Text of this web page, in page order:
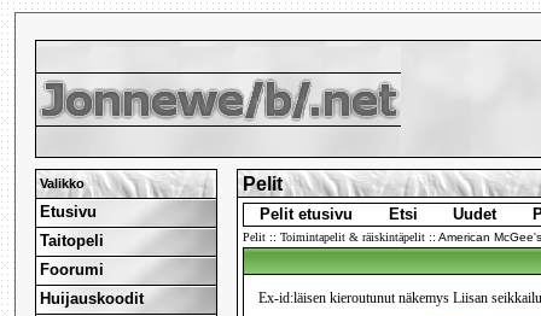
Valikko
Etusivu
Taitopeli
Foorumi
Huijauskoodit
Pelit
Pelit etusivu Etsi Uudet
Pelit ::Toimintapelit & räiskintäpelit ::American
Ex-id:läisen kieroutunut näkemys Liisan